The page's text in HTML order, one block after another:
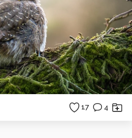
17 4